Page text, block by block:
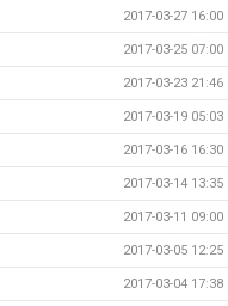
2017-03-27 16:00
2017-03-25 07:00
2017-03-23 21:46
2017-03-19 05:03
2017-03-16 16:30
2017-03-14 13:35
2017-03-11 09:00
2017-03-05 12:25
2017-03-04 17:38